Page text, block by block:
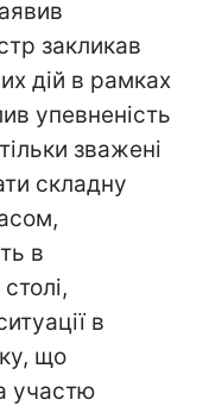
закликав
дій в рамках
упевненість
зважені
складну
в
в
що
участю